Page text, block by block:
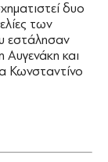
δυο
των
εστάλησαν
και
Κωνσταντίνο